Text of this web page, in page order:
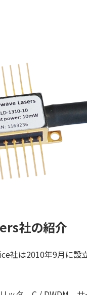
社の紹介
社は2010年9月に設